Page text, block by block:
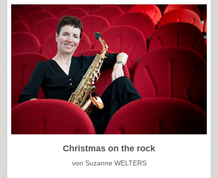
Christmas on the rock
von Suzanne WELTERS